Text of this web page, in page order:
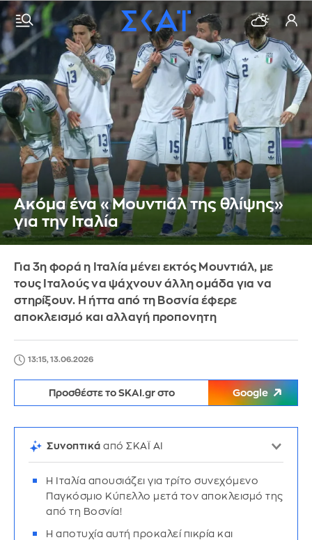
Ακόμα ένα «Μουντιάλ της θλίψης»
για την Ιταλία
Για 3η φορά η Ιταλία μένει εκτός Μουντιάλ, με
τους Ιταλούς να ψάχνουν άλλη ομάδα για να
στηρίξουν. Η ήττα από τη Βοσνία έφερε
αποκλεισμό και αλλαγή προπονητη
13:15, 13.06.2026
Προσθέστε το SKAI.gr στο Google
Συνοπτικά από ΣΚΑΪ AI
Η Ιταλία απουσιάζει για τρίτο συνεχόμενο
Παγκόσμιο Κύπελλο μετά τον αποκλεισμό της
από τη Βοσνία!
Η αποτυχία αυτή προκαλεί πικρία και